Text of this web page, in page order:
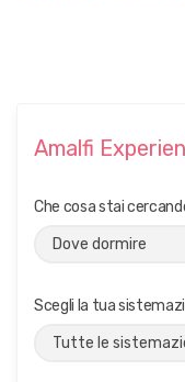
Amalfi
Che cosa stai
Scegli la tua